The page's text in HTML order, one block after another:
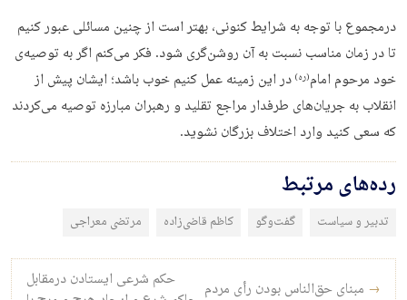
درمجموع با توجه به شرایط کنونی، بهتر است از چنین مسائلی عبور کنیم
تا در زمان مناسب نسبت به آن روشن‌گری شود. فکر می‌کنم اگر به‌ توصیه‌ی
خود مرحوم امام(ره) در این زمینه عمل کنیم خوب باشد؛ ایشان پیش از
انقلاب به جریان‌های طرفدار مراجع تقلید و رهبران مبارزه توصیه می‌کردند
که سعی کنید وارد اختلاف بزرگان نشوید.
رده‌های مرتبط
تدبیر و سیاست گفت‌وگو کاظم قاضی‌زاده مرتضی معراجی
راه‌بری نوشته
→ مبنای حق‌الناس بودن رأی مردم
حکم شرعی ایستادن درمقابل